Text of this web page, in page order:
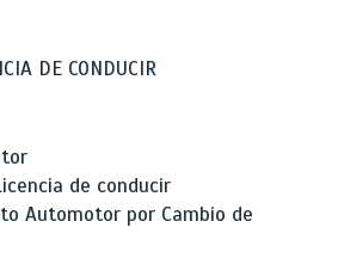
DE CONDUCIR
de conducir
Automotor por Cambio de